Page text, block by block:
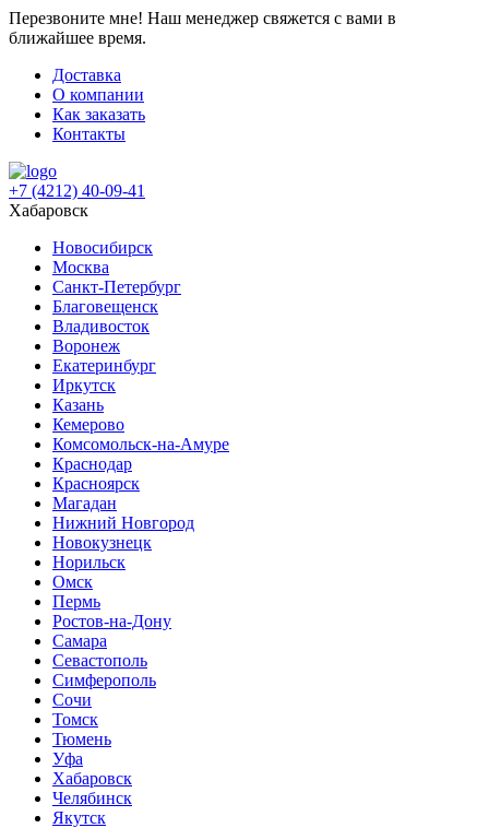
Перезвоните мне! Наш менеджер свяжется с вами в
ближайшее время.
Доставка
О компании
Как заказать
Контакты
+7 (4212) 40-09-41
Хабаровск
Новосибирск
Москва
Санкт-Петербург
Благовещенск
Владивосток
Воронеж
Екатеринбург
Иркутск
Казань
Кемерово
Комсомольск-на-Амуре
Краснодар
Красноярск
Магадан
Нижний Новгород
Новокузнецк
Норильск
Омск
Пермь
Ростов-на-Дону
Самара
Севастополь
Симферополь
Сочи
Томск
Тюмень
Уфа
Хабаровск
Челябинск
Якутск